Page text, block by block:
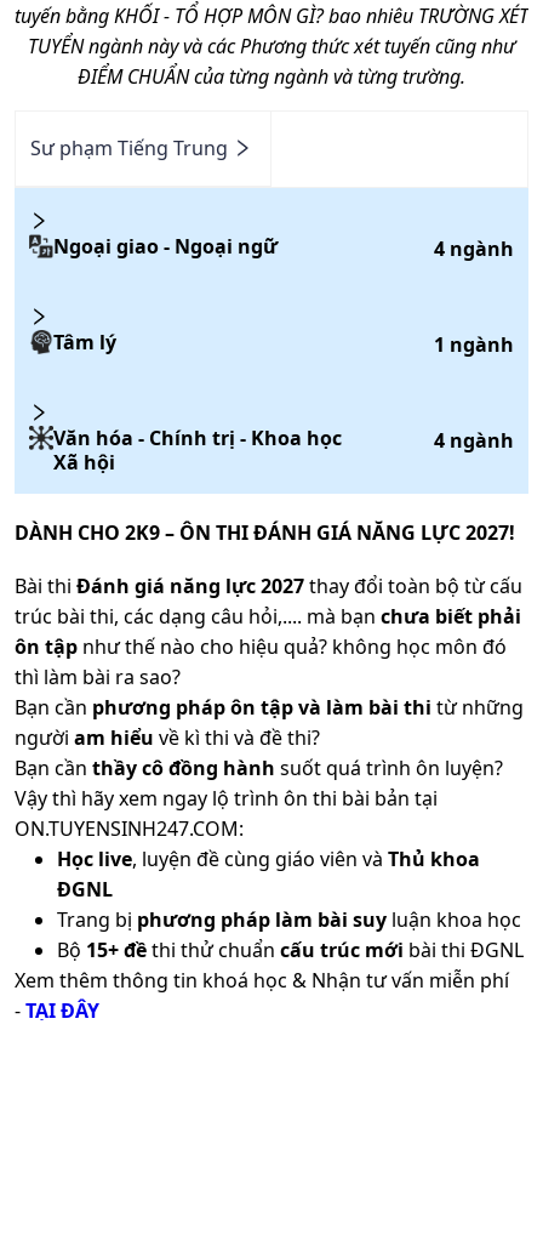
tuyến bằng KHỐI - TỔ HỢP MÔN GÌ? bao nhiêu TRƯỜNG XÉT
TUYỂN ngành này và các Phương thức xét tuyến cũng như
ĐIỂM CHUẨN của từng ngành và từng trường.
Sư phạm Tiếng Trung
Ngoại giao - Ngoại ngữ 4 ngành
Tâm lý 1 ngành
Văn hóa - Chính trị - Khoa học
Xã hội
4 ngành
DÀNH CHO 2K9 – ÔN THI ĐÁNH GIÁ NĂNG LỰC 2027!
Bài thi Đánh giá năng lực 2027thay đổi toàn bộ từ cấu
trúc bài thi, các dạng câu hỏi,.... mà bạn chưa biết phải
ôn tập như thế nào cho hiệu quả? không học môn đó
thì làm bài ra sao?
Bạn cần phương pháp ôn tập và làm bài thi từ những
người am hiểu về kì thi và đề thi?
Bạn cần thầy cô đồng hành suốt quá trình ôn luyện?
Vậy thì hãy xem ngay lộ trình ôn thi bài bản tại
ON.TUYENSINH247.COM:
Học live, luyện đề cùng giáo viên và Thủ khoa
ĐGNL
Trang bị phương pháp làm bài suy luận khoa học
Bộ 15+ đềthi thử chuẩn cấu trúc mới bài thi ĐGNL
Xem thêm thông tin khoá học & Nhận tư vấn miễn phí
-TẠI ĐÂY